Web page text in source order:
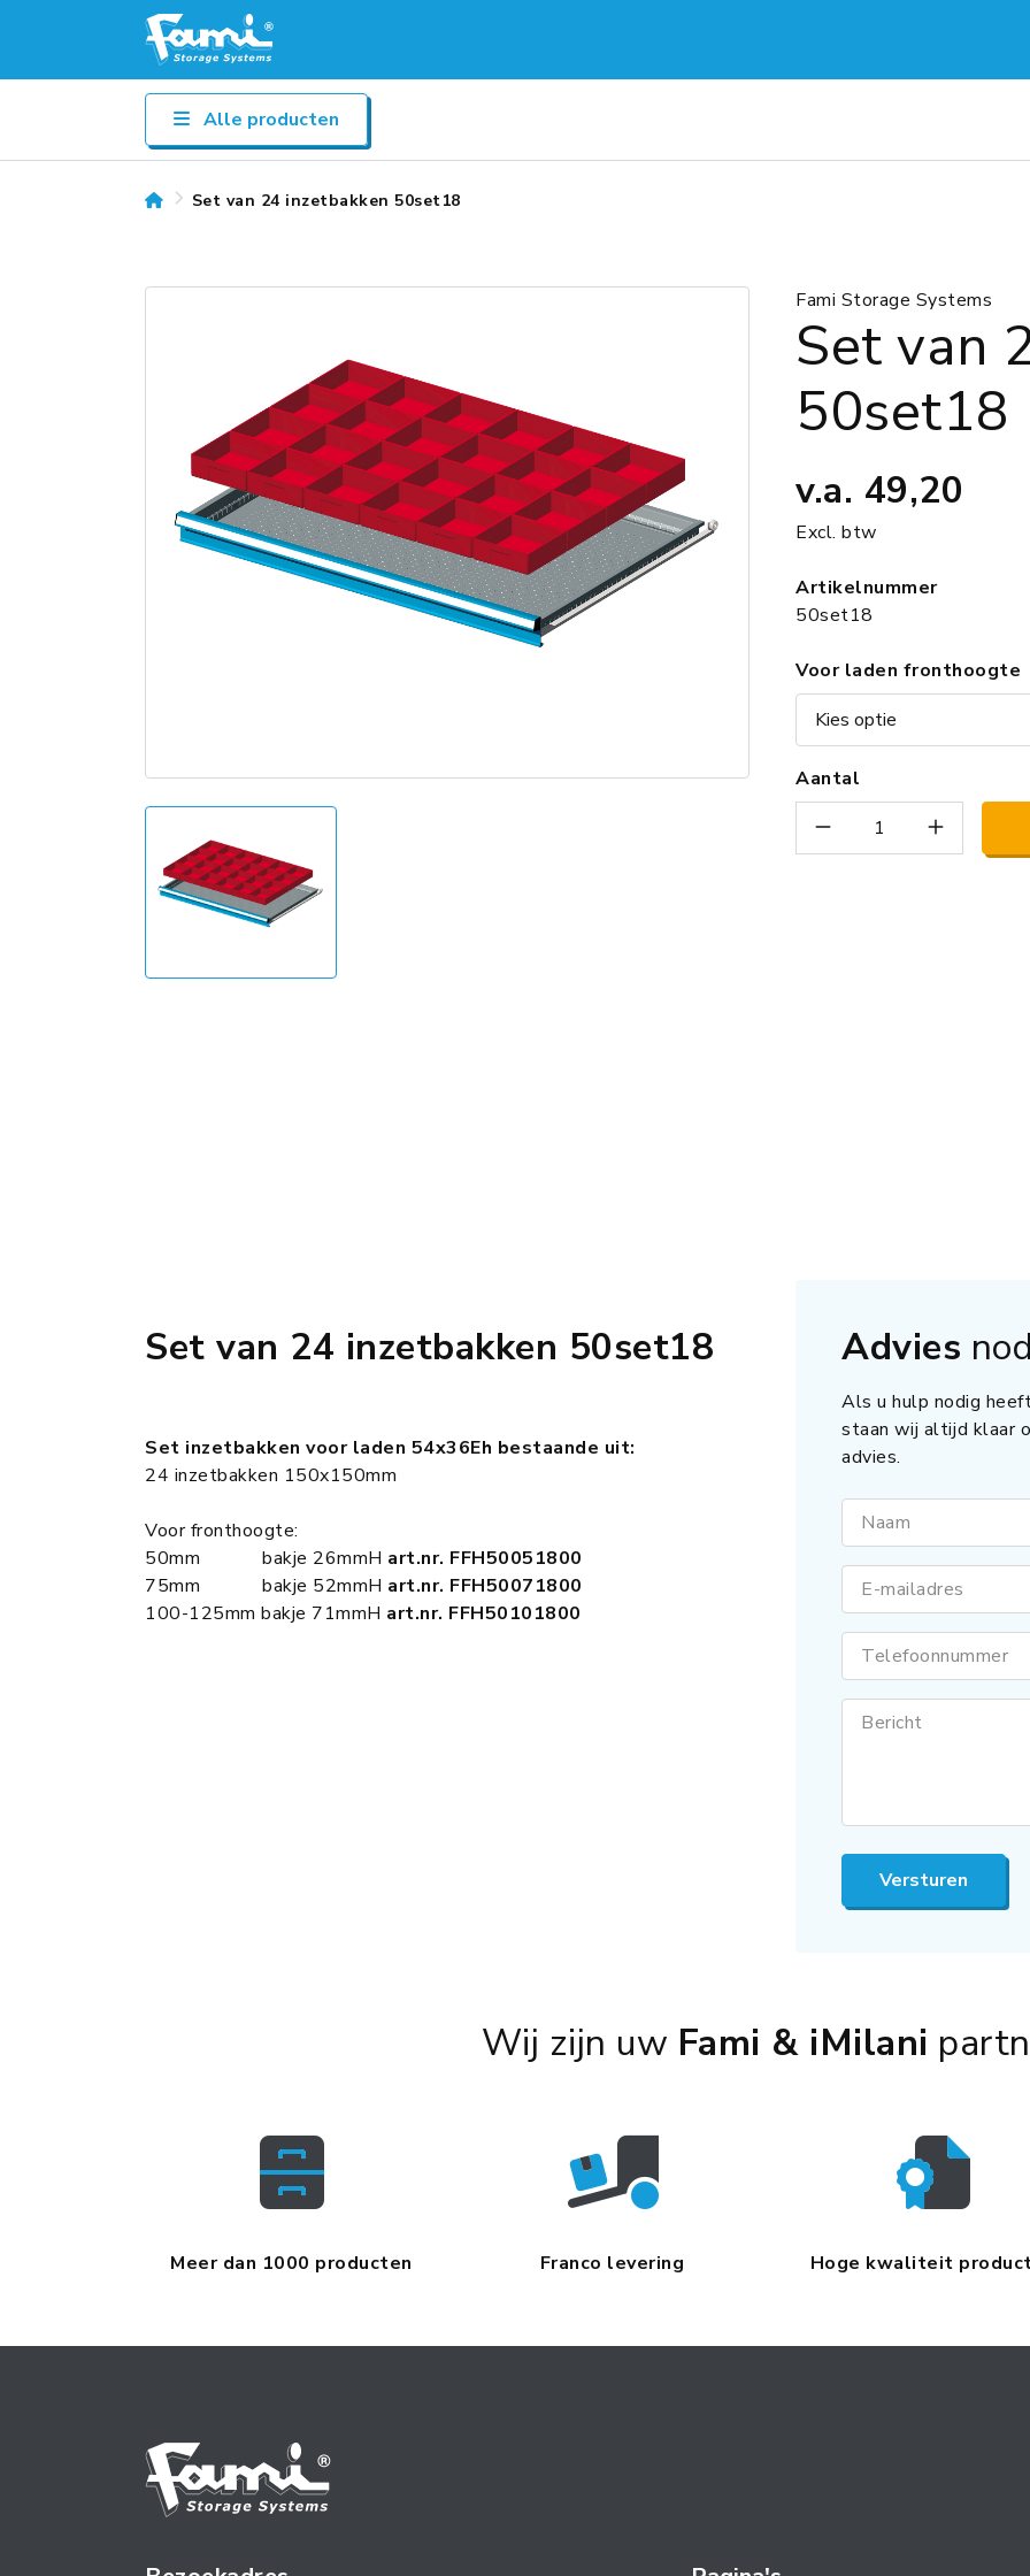
Alle producten
Set van 24 inzetbakken 50set18
Fami Storage Systems
Set van
50set18
v.a. 49,20
Excl. btw
Artikelnummer
50set18
Voor laden fronthoogte
Aantal
Set van 24 inzetbakken 50set18
Set inzetbakken voor laden 54x36Eh bestaande uit:
24 inzetbakken 150x150mm
Voor fronthoogte:
50mm bakje 26mmH art.nr. FFH50051800
75mm bakje 52mmH art.nr. FFH50071800
100-125mm bakje 71mmH art.nr. FFH50101800
Advies
Als u hulp nodig
staan wij altijd klaar
advies.
Naam
E-mailadres
Telefoonnummer
Bericht
Versturen
Wij zijn uw Fami & iMilani
Meer dan 1000 producten Franco levering Hoge kwaliteit